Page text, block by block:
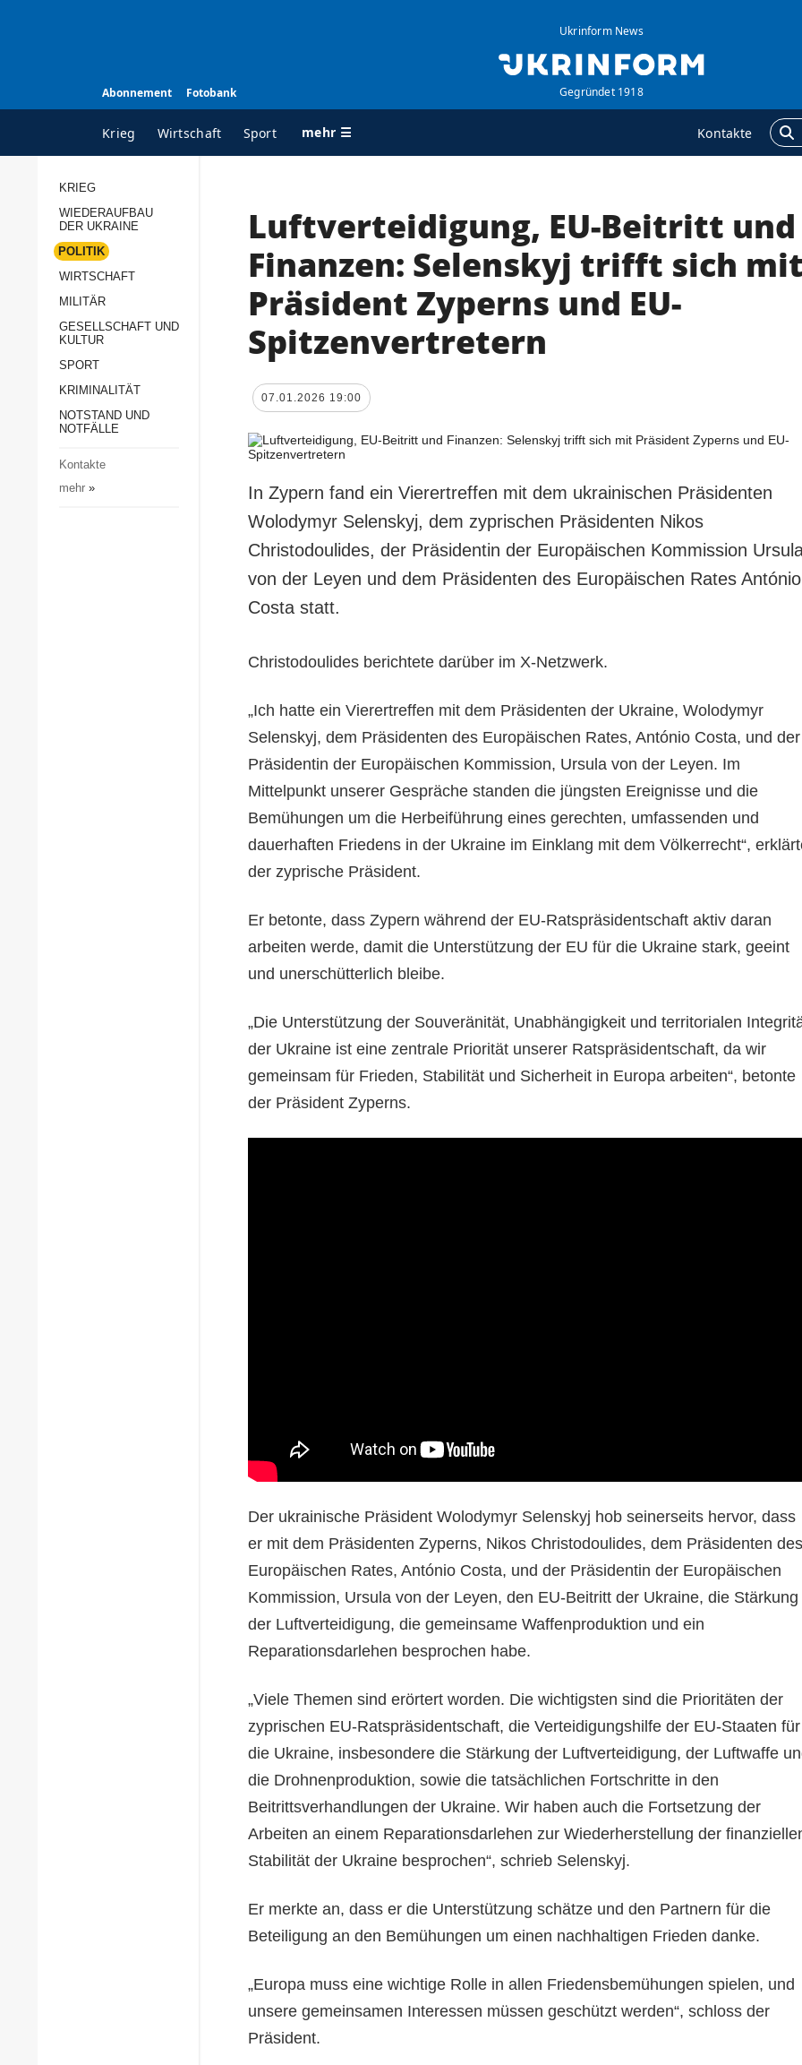
Abonnement Fotobank
Ukrinform News
Gegründet 1918
Krieg Wirtschaft Sport mehr ☰ Kontakte
ALLE RUBRIKEN
Wiederaufbau der
Politik
Militär
Gesellschaft und Kultur
Notstand und Notfälle
AGENTUR
Über uns
Kontakte
services
Politik zur Vertraulichkeit
und zum Schutz
ZUSÄTZLICH
Veröffentlichungen
Interview
Fotos
KRIEG
WIEDERAUFBAU
DER UKRAINE
POLITIK
WIRTSCHAFT
MILITÄR
GESELLSCHAFT UND
KULTUR
SPORT
KRIMINALITÄT
NOTSTAND UND
NOTFÄLLE
Kontakte
mehr»
Luftverteidigung, EU-Beitritt und
Finanzen: Selenskyj trifft sich
Präsident Zyperns und EU-
Spitzenvertretern
07.01.2026 19:00
In Zypern fand ein Vierertreffen mit dem ukrainischen Präsidenten
Wolodymyr Selenskyj, dem zyprischen Präsidenten Nikos
Christodoulides, der Präsidentin der Europäischen Kommission
von der Leyen und dem Präsidenten des Europäischen Rates António
Costa statt.
Christodoulides berichtete darüber im X-Netzwerk.
„Ich hatte ein Vierertreffen mit dem Präsidenten der Ukraine, Wolodymyr
Selenskyj, dem Präsidenten des Europäischen Rates, António Costa, und der
Präsidentin der Europäischen Kommission, Ursula von der Leyen. Im
Mittelpunkt unserer Gespräche standen die jüngsten Ereignisse und die
Bemühungen um die Herbeiführung eines gerechten, umfassenden und
dauerhaften Friedens in der Ukraine im Einklang mit dem Völkerrecht“,
der zyprische Präsident.
Er betonte, dass Zypern während der EU-Ratspräsidentschaft aktiv daran
arbeiten werde, damit die Unterstützung der EU für die Ukraine stark, geeint
und unerschütterlich bleibe.
„Die Unterstützung der Souveränität, Unabhängigkeit und territorialen
der Ukraine ist eine zentrale Priorität unserer Ratspräsidentschaft, da wir
gemeinsam für Frieden, Stabilität und Sicherheit in Europa arbeiten“, betonte
der Präsident Zyperns.
Der ukrainische Präsident Wolodymyr Selenskyj hob seinerseits hervor, dass
er mit dem Präsidenten Zyperns, Nikos Christodoulides, dem Präsidenten des
Europäischen Rates, António Costa, und der Präsidentin der Europäischen
Kommission, Ursula von der Leyen, den EU-Beitritt der Ukraine, die Stärkung
der Luftverteidigung, die gemeinsame Waffenproduktion und ein
Reparationsdarlehen besprochen habe.
„Viele Themen sind erörtert worden. Die wichtigsten sind die Prioritäten der
zyprischen EU-Ratspräsidentschaft, die Verteidigungshilfe der EU-Staaten für
die Ukraine, insbesondere die Stärkung der Luftverteidigung, der Luftwaffe
die Drohnenproduktion, sowie die tatsächlichen Fortschritte in den
Beitrittsverhandlungen der Ukraine. Wir haben auch die Fortsetzung der
Arbeiten an einem Reparationsdarlehen zur Wiederherstellung der
Stabilität der Ukraine besprochen“, schrieb Selenskyj.
Er merkte an, dass er die Unterstützung schätze und den Partnern für die
Beteiligung an den Bemühungen um einen nachhaltigen Frieden danke.
„Europa muss eine wichtige Rolle in allen Friedensbemühungen spielen, und
unsere gemeinsamen Interessen müssen geschützt werden“, schloss der
Präsident.